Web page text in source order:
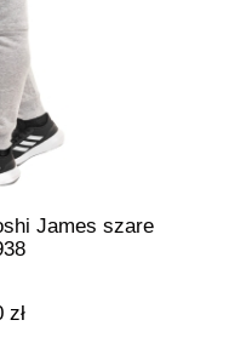
James szare
zł